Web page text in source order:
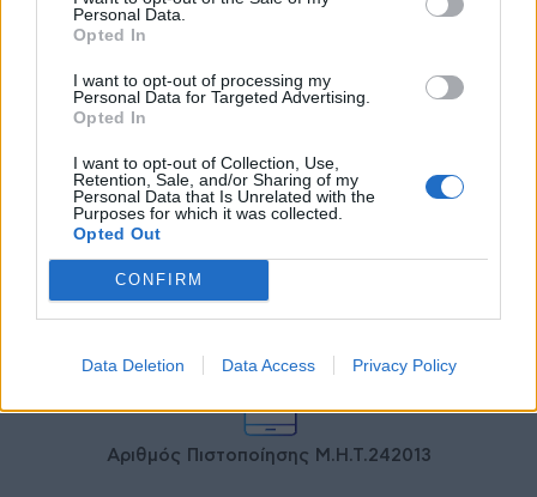
Personal Data.
Opted In
I want to opt-out of processing my
Personal Data for Targeted Advertising.
Opted In
I want to opt-out of Collection, Use,
Retention, Sale, and/or Sharing of my
Personal Data that Is Unrelated with the
Purposes for which it was collected.
Opted Out
CONFIRM
Data Deletion Data Access Privacy Policy
τη συνεργασία δημοσίου και
ιδιωτικού τομέα
© HealthStories - All rights reserved.
Αριθμός Πιστοποίησης Μ.Η.Τ.242013